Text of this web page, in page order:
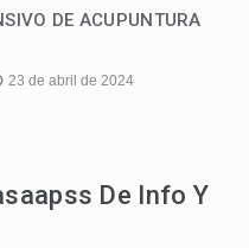
DE ACUPUNTURA
23 de abril de 2024
De Info Y